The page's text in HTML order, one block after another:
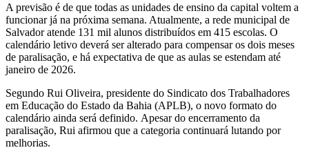
A previsão é de que todas as unidades de ensino da capital voltem a
funcionar já na próxima semana. Atualmente, a rede municipal de
Salvador atende 131 mil alunos distribuídos em 415 escolas. O
calendário letivo deverá ser alterado para compensar os dois meses
de paralisação, e há expectativa de que as aulas se estendam até
janeiro de 2026.
Segundo Rui Oliveira, presidente do Sindicato dos Trabalhadores
em Educação do Estado da Bahia (APLB), o novo formato do
calendário ainda será definido. Apesar do encerramento da
paralisação, Rui afirmou que a categoria continuará lutando por
melhorias.